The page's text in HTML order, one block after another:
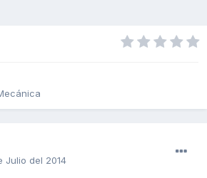
Julio del 2014